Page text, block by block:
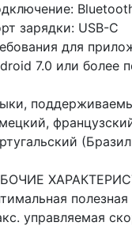
зарядки: USB-C
для
7.0 или более
полезная
управляемая